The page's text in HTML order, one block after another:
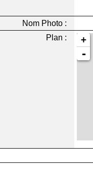
Nom Photo :
Plan :
+
-